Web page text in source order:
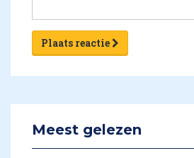
Plaats reactie
Meest gelezen